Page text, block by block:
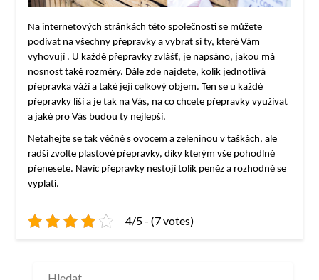
Na internetových stránkách této společnosti se můžete
podívat na všechny přepravky a vybrat si ty, které Vám
vyhovují. U každé přepravky zvlášť, je napsáno, jakou má
nosnost také rozměry. Dále zde najdete, kolik jednotlivá
přepravka váží a také její celkový objem. Ten se u každé
přepravky liší a je tak na Vás, na co chcete přepravky využívat
a jaké pro Vás budou ty nejlepší.
Netahejte se tak věčně s ovocem a zeleninou v taškách, ale
radši zvolte plastové přepravky, díky kterým vše pohodlně
přenesete. Navíc přepravky nestojí tolik peněz a rozhodně se
vyplatí.
4/5 - (7 votes)